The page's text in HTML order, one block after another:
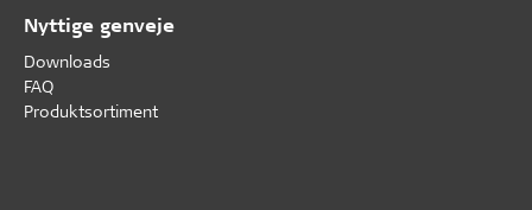
Nyttige genveje
Downloads
FAQ
Produktsortiment